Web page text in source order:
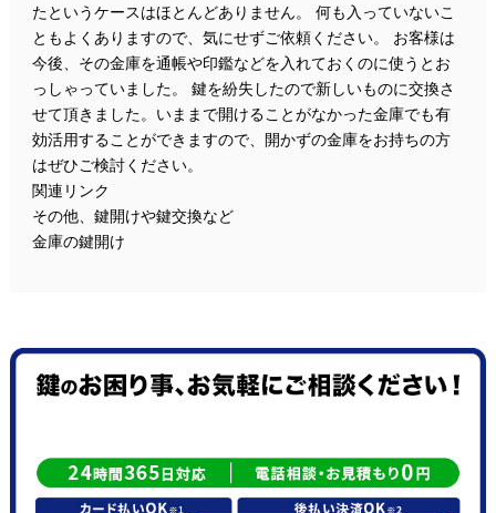
たというケースはほとんどありません。 何も入っていないこ
ともよくありますので、気にせずご依頼ください。 お客様は
今後、その金庫を通帳や印鑑などを入れておくのに使うとお
っしゃっていました。 鍵を紛失したので新しいものに交換さ
せて頂きました。いままで開けることがなかった金庫でも有
効活用することができますので、開かずの金庫をお持ちの方
はぜひご検討ください。
関連リンク
その他、鍵開けや鍵交換など
金庫の鍵開け